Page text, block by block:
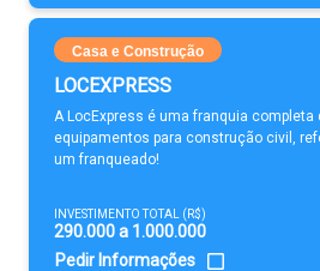
Casa e Construção
LOCEXPRESS
A LocExpress é uma franquia completa
equipamentos para construção civil,
um franqueado!
INVESTIMENTO TOTAL (R$)
290.000 a 1.000.000
Pedir Informações